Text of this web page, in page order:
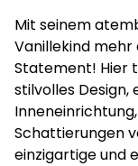
Mit seinem
Vanillekind mehr
Statement! Hier
stilvolles
Schattierungen
einzigartige und